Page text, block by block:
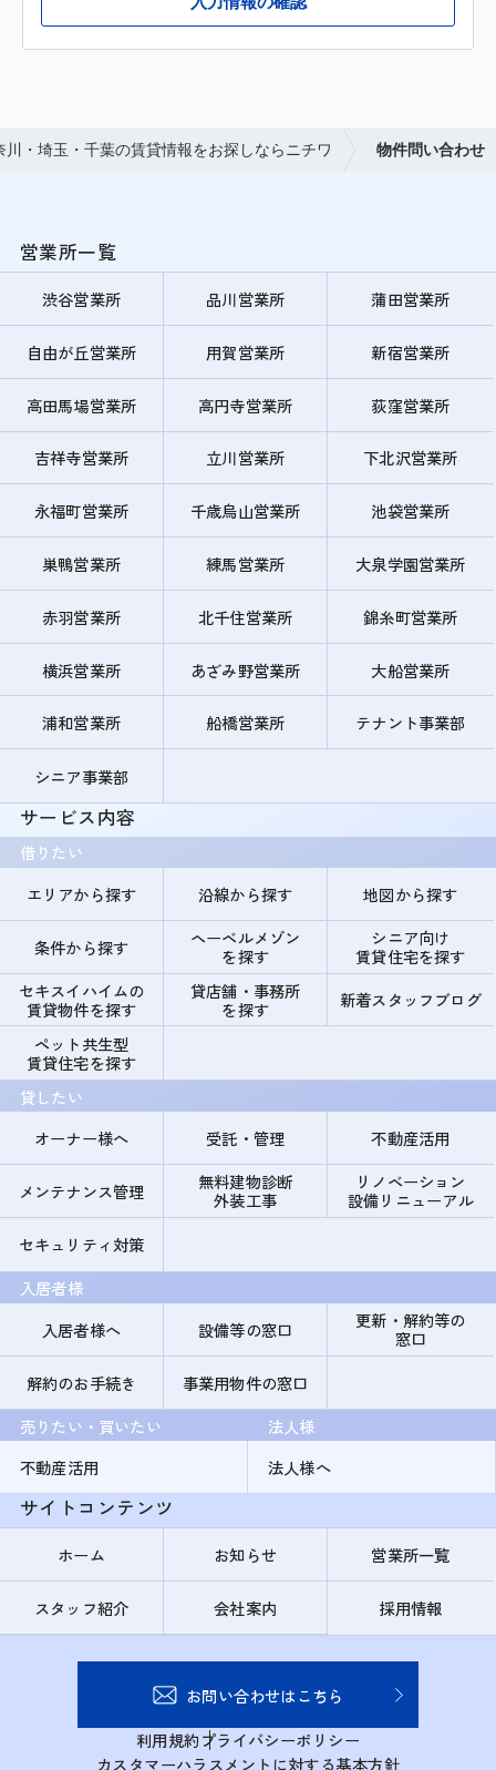
川・埼玉・千葉の賃貸情報をお探しならニチワ 物件問い合わせ
営業所一覧
渋谷営業所 品川営業所 蒲田営業所
自由が丘営業所 用賀営業所 新宿営業所
高田馬場営業所 高円寺営業所 荻窪営業所
吉祥寺営業所 立川営業所 下北沢営業所
永福町営業所 千歳烏山営業所 池袋営業所
巣鴨営業所 練馬営業所 大泉学園営業所
赤羽営業所 北千住営業所 錦糸町営業所
横浜営業所 あざみ野営業所 大船営業所
浦和営業所 船橋営業所 テナント事業部
シニア事業部
サービス内容
借りたい
エリアから探す
沿線から探す 地図から探す
条件から探す
ヘーベルメゾン
を探す
シニア向け
賃貸住宅を探す
セキスイハイムの
賃貸物件を探す
貸店舗・事務所
を探す
新着スタッフブログ
ペット共生型
賃貸住宅を探す
貸したい
オーナー様へ
受託・管理 不動産活用
メンテナンス管理
無料建物診断
外装工事
リノベーション
設備リニューアル
セキュリティ対策
入居者様
入居者様へ
設備等の窓口
更新・解約等の
窓口
解約のお手続き
事業用物件の窓口
売りたい・買いたい
不動産活用
法人様
法人様へ
サイトコンテンツ
ホーム お知らせ 営業所一覧
スタッフ紹介 会社案内 採用情報
お問い合わせはこちら
利用規約プライバシーポリシー
カスタマーハラスメントに対する基本方針